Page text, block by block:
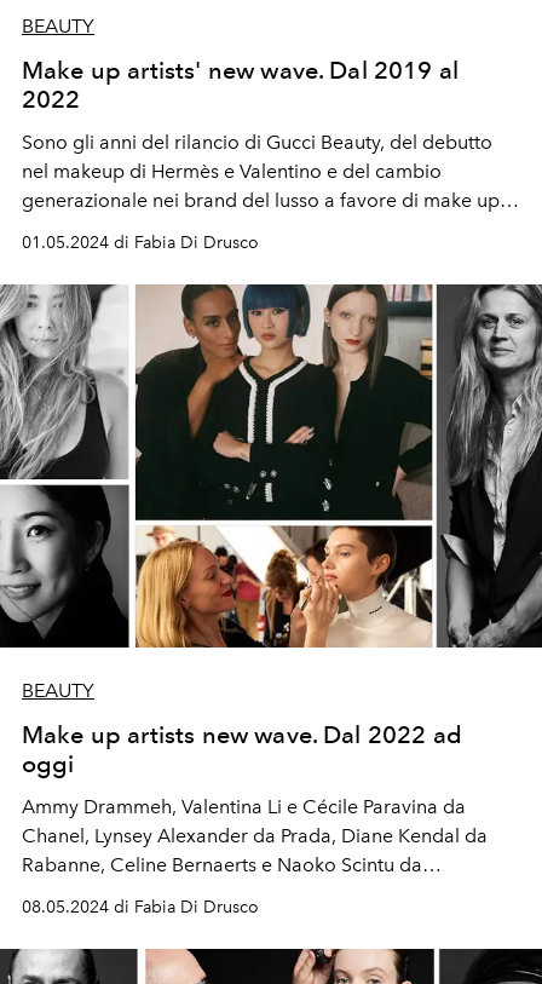
BEAUTY
Make up artists' new wave. Dal 2019 al
2022
Sono gli anni del rilancio di Gucci Beauty, del debutto
nel makeup di Hermès e Valentino e del cambio
generazionale nei brand del lusso a favore di make up
artists dal forte appeal sui social.
01.05.2024 di Fabia Di Drusco
BEAUTY
Make up artists new wave. Dal 2022 ad
oggi
Ammy Drammeh, Valentina Li e Cécile Paravina da
Chanel, Lynsey Alexander da Prada, Diane Kendal da
Rabanne, Celine Bernaerts e Naoko Scintu da
Dolce&Gabbana, Hiromi Ueda da Armani: tutte le ultime
08.05.2024 di Fabia Di Drusco